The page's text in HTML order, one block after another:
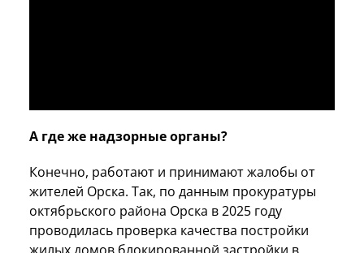
А где же надзорные органы?
Конечно, работают и принимают жалобы от
жителей Орска. Так, по данным прокуратуры
октябрьского района Орска в 2025 году
проводилась проверка качества постройки